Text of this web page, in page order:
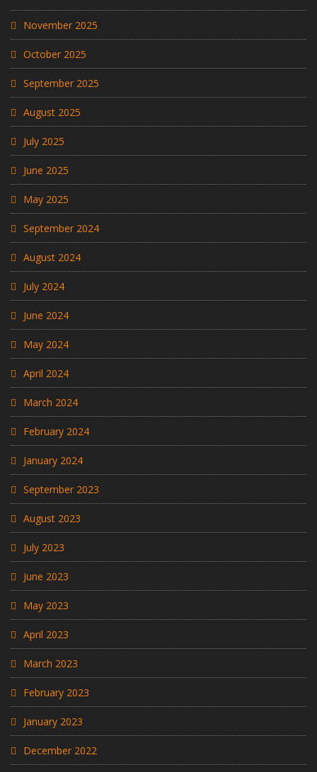
November 2025
October 2025
September 2025
August 2025
July 2025
June 2025
May 2025
September 2024
August 2024
July 2024
June 2024
May 2024
April 2024
March 2024
February 2024
January 2024
September 2023
August 2023
July 2023
June 2023
May 2023
April 2023
March 2023
February 2023
January 2023
December 2022